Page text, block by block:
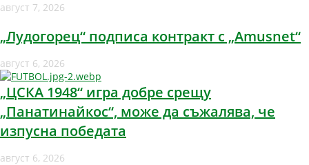
август 7, 2026
„Лудогорец“ подписа контракт с „Amusnet“
август 6, 2026
„ЦСКА 1948“ игра добре срещу
„Панатинайкос“, може да съжалява, че
изпусна победата
август 6, 2026